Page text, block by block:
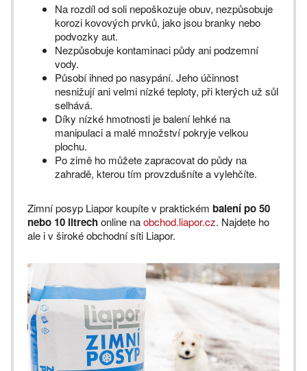
Na rozdíl od soli nepoškozuje obuv, nezpůsobuje
korozi kovových prvků, jako jsou branky nebo
podvozky aut.
Nezpůsobuje kontaminaci půdy ani podzemní
vody.
Působí ihned po nasypání. Jeho účinnost
nesnižují ani velmi nízké teploty, při kterých už sůl
selhává.
Díky nízké hmotnosti je balení lehké na
manipulaci a malé množství pokryje velkou
plochu.
Po zimě ho můžete zapracovat do půdy na
zahradě, kterou tím provzdušníte a vylehčíte.
Zimní posyp Liapor koupíte v praktickém balení po 50
nebo 10 litrechonline naobchod.liapor.cz. Najdete ho
ale i v široké obchodní síti Liapor.